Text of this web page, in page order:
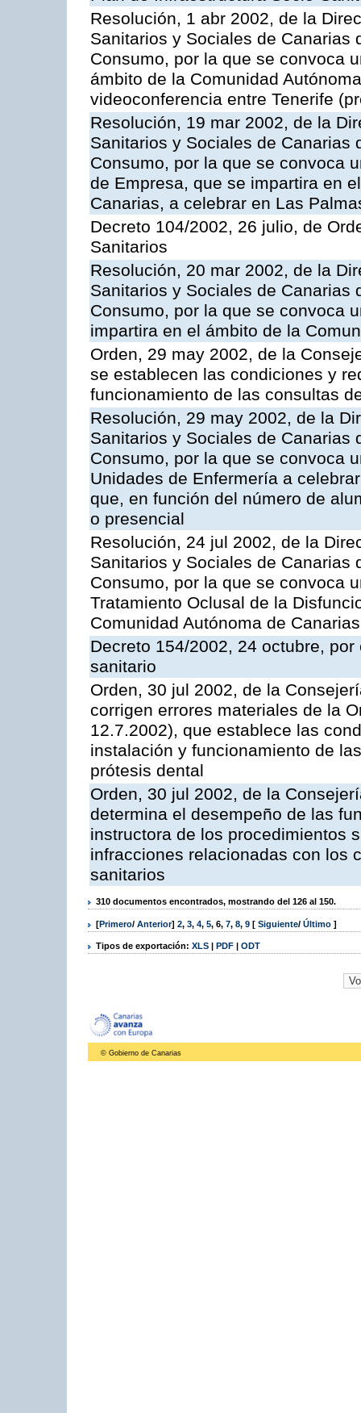
Resolución, 1 abr 2002, de la
Sanitarios y Sociales de Canarias
Consumo, por la que se convoca
ámbito de la Comunidad
videoconferencia entre Tenerife
Resolución, 19 mar 2002, de la
Sanitarios y Sociales de Canarias
Consumo, por la que se convoca
de Empresa, que se impartira en
Canarias, a celebrar en Las
Decreto 104/2002, 26 julio, de
Sanitarios
Resolución, 20 mar 2002, de la
Sanitarios y Sociales de Canarias
Consumo, por la que se convoca
impartira en el ámbito de la
Orden, 29 may 2002, de la
se establecen las condiciones y
funcionamiento de las consultas
Resolución, 29 may 2002, de la
Sanitarios y Sociales de Canarias
Consumo, por la que se convoca
Unidades de Enfermería a
que, en función del número de
o presencial
Resolución, 24 jul 2002, de la
Sanitarios y Sociales de Canarias
Consumo, por la que se convoca
Tratamiento Oclusal de la
Comunidad Autónoma de
Decreto 154/2002, 24 octubre,
sanitario
Orden, 30 jul 2002, de la
corrigen errores materiales de la
12.7.2002), que establece las
instalación y funcionamiento de
prótesis dental
Orden, 30 jul 2002, de la
determina el desempeño de las
instructora de los procedimientos
infracciones relacionadas con los
sanitarios
310 documentos encontrados, mostrando del 126 al 150.
[Primero/ Anterior] 2, 3, 4, 5, 6, 7, 8, 9 [ Siguiente/ Último ]
Tipos de exportación: XLS | PDF | ODT
© Gobierno de Canarias